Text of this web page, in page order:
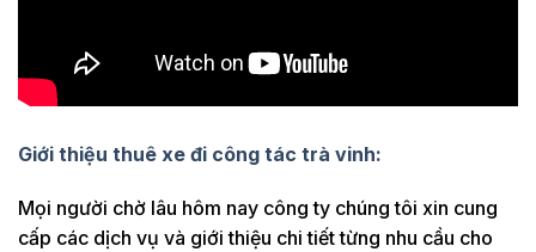
Giới thiệu thuê xe đi công tác trà vinh:
Mọi người chờ lâu hôm nay công ty chúng tôi xin cung
cấp các dịch vụ và giới thiệu chi tiết từng nhu cầu cho